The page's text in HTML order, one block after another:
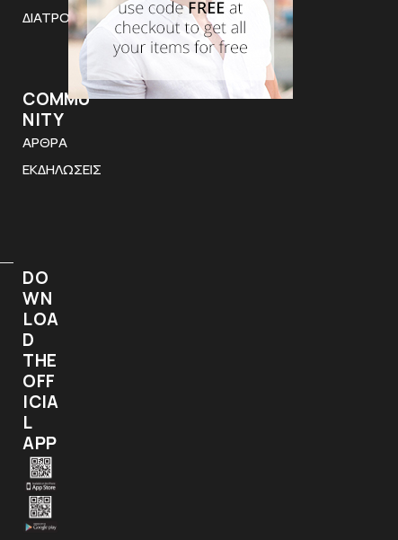
ΔΙΑΤΡΟΦΗ
COMMU
NITY
ΑΡΘΡΑ
ΕΚΔΗΛΩΣΕΙΣ
DO
WN
LOA
D
THE
OFF
ICIA
L
APP